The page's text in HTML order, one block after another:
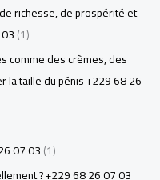
richesse, de prospérité et
(1)
comme des crèmes, des
la taille du pénis +229 68 26
07 03(1)
? +229 68 26 07 03